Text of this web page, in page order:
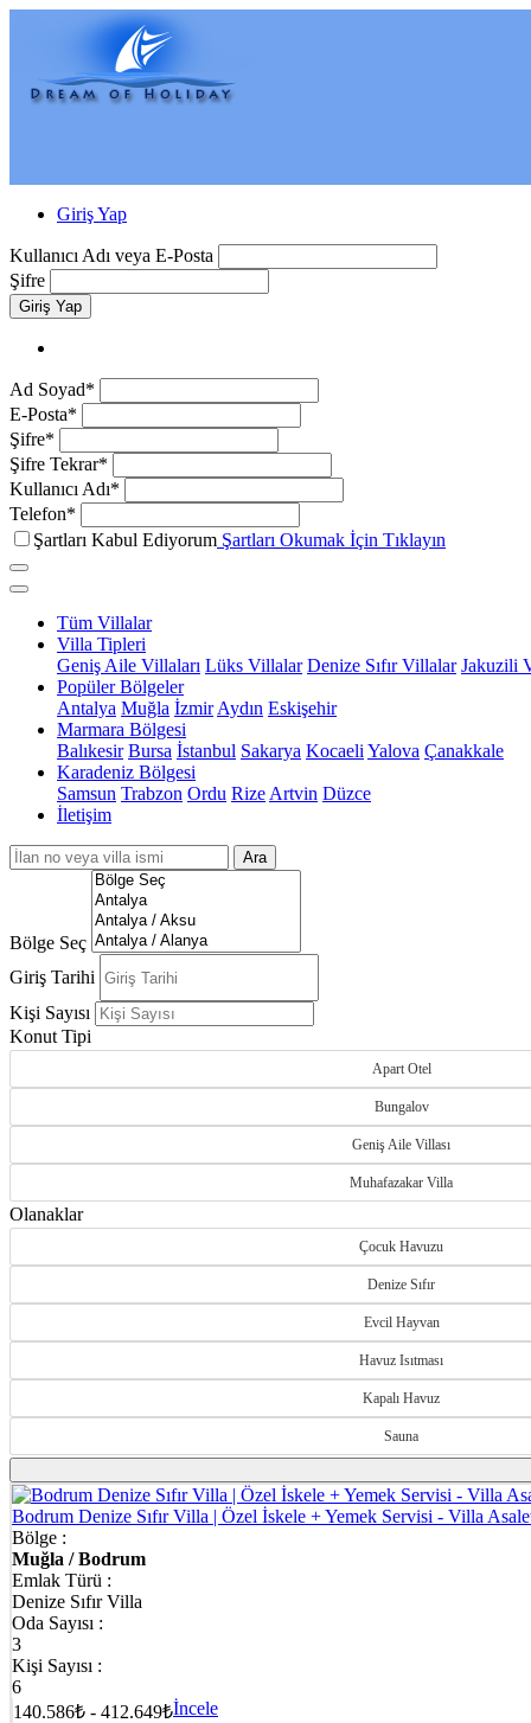
Giriş Yap
Kullanıcı Adı veya E-Posta
Şifre
Giriş Yap
Ad Soyad*
E-Posta*
Şifre*
Şifre Tekrar*
Kullanıcı Adı*
Telefon*
Şartları Kabul Ediyorum Şartları Okumak İçin Tıklayın
Tüm Villalar
Villa Tipleri
Geniş Aile Villaları Lüks Villalar Denize Sıfır Villalar Jakuzili
Popüler Bölgeler
Antalya Muğla İzmir Aydın Eskişehir
Marmara Bölgesi
Balıkesir Bursa İstanbul Sakarya Kocaeli Yalova Çanakkale
Karadeniz Bölgesi
Samsun Trabzon Ordu Rize Artvin Düzce
İletişim
Ara
Bölge Seç
Giriş Tarihi
Kişi Sayısı
Konut Tipi
Apart Otel
Bungalov
Geniş Aile Villası
Muhafazakar Villa
Olanaklar
Çocuk Havuzu
Denize Sıfır
Evcil Hayvan
Havuz Isıtması
Kapalı Havuz
Sauna
Bodrum Denize Sıfır Villa | Özel İskele + Yemek Servisi - Villa
Bölge :
Muğla / Bodrum
Emlak Türü :
Denize Sıfır Villa
Oda Sayısı :
3
Kişi Sayısı :
6
140.586₺ - 412.649₺İncele